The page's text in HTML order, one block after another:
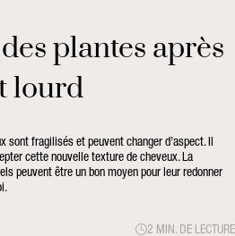
plantes après
lourd
sont fragilisés et peuvent changer d’aspect. Il
cette nouvelle texture de cheveux. La
peuvent être un bon moyen pour leur redonner
2 MIN. DE LECTURE